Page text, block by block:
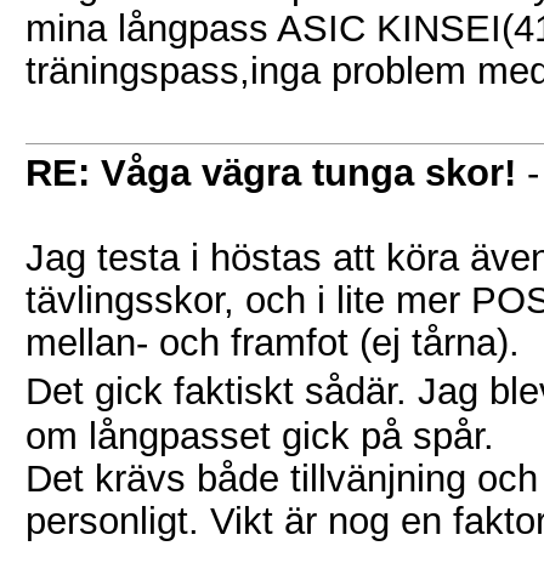
mina långpass ASIC
träningspass,inga problem
RE: Våga vägra tunga skor!
Jag testa i höstas att köra
tävlingsskor, och i lite mer
mellan- och framfot (ej tårna).
Det gick faktiskt sådär. Jag
om långpasset gick på spår.
Det krävs både tillvänjning
personligt. Vikt är nog en